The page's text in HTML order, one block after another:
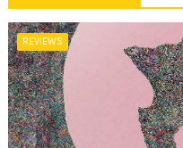
REVIEWS